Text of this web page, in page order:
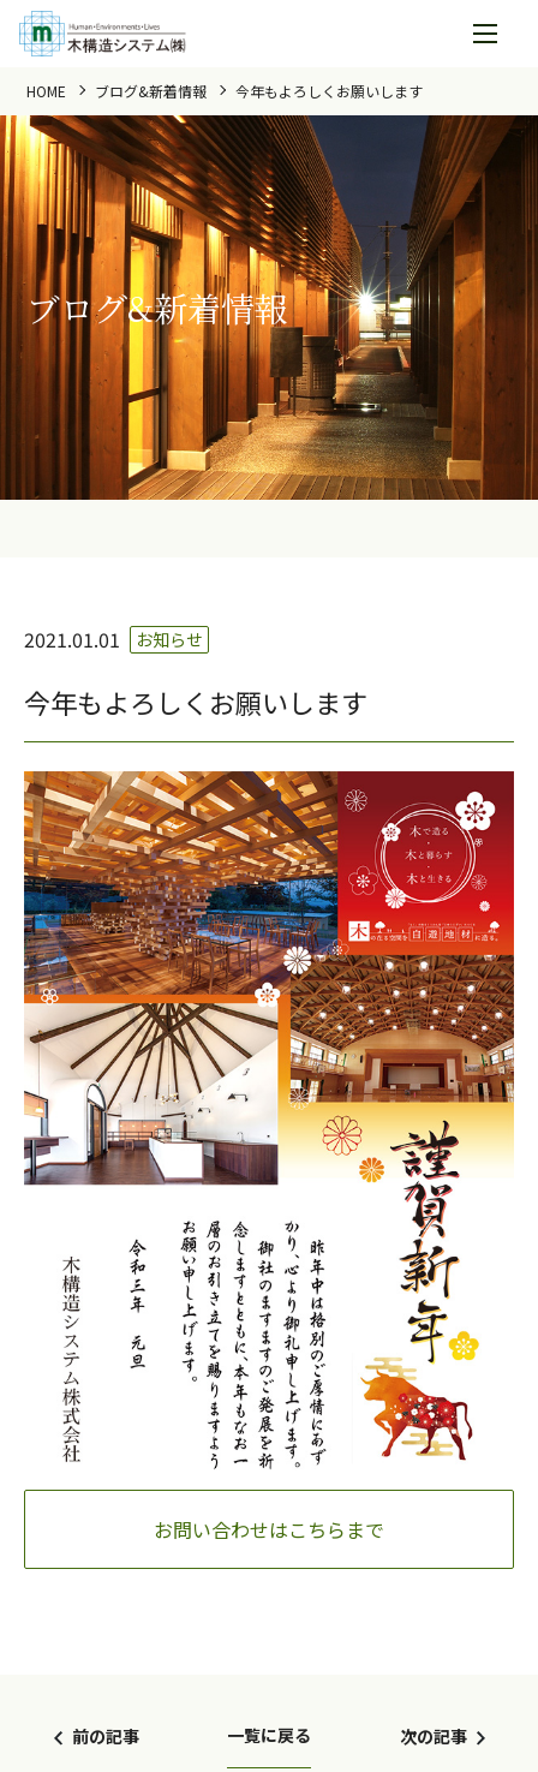
HOME ブログ&新着情報 今年もよろしくお願いします
ブログ&新着情報
2021.01.01 お知らせ
今年もよろしくお願いします
お問い合わせはこちらまで
前の記事 一覧に戻る 次の記事